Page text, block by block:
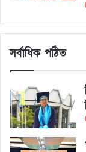
সর্বাধিক পঠিত